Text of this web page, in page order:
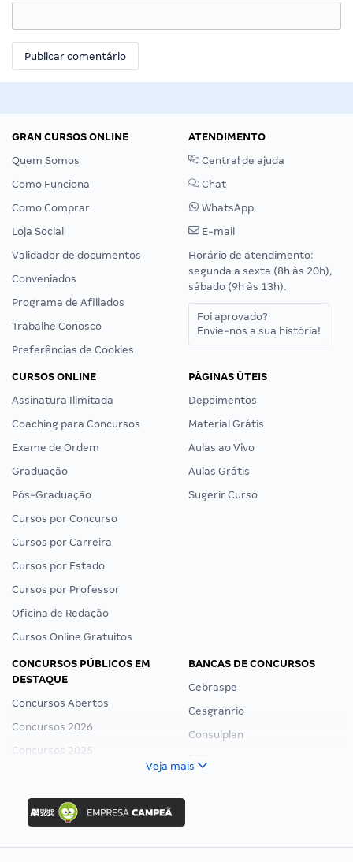
GRAN CURSOS ONLINE
Quem Somos
Como Funciona
Como Comprar
Loja Social
Validador de documentos
Conveniados
Programa de Afiliados
Trabalhe Conosco
Preferências de Cookies
ATENDIMENTO
Central de ajuda
Chat
WhatsApp
E-mail
Horário de atendimento:
segunda a sexta (8h às 20h),
sábado (9h às 13h).
Foi aprovado?
Envie-nos a sua história!
CURSOS ONLINE
Assinatura Ilimitada
Coaching para Concursos
Exame de Ordem
Graduação
Pós-Graduação
Cursos por Concurso
Cursos por Carreira
Cursos por Estado
Cursos por Professor
Oficina de Redação
Cursos Online Gratuitos
PÁGINAS ÚTEIS
Depoimentos
Material Grátis
Aulas ao Vivo
Aulas Grátis
Sugerir Curso
CONCURSOS PÚBLICOS EM
DESTAQUE
Concursos Abertos
Concursos 2026
Concursos 2025
Concurso Nacional Unificado
Concurso Ibama
Concurso MPU
Editais publicados
BANCAS DE CONCURSOS
Cebraspe
Cesgranrio
Consulplan
Veja mais